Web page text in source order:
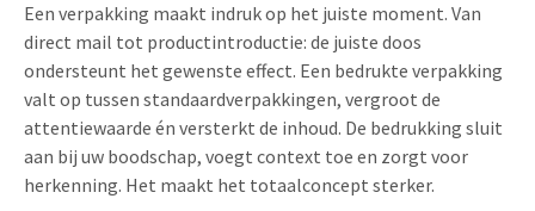
Een verpakking maakt indruk op het juiste moment. Van
direct mail tot productintroductie: de juiste doos
ondersteunt het gewenste effect. Een bedrukte verpakking
valt op tussen standaardverpakkingen, vergroot de
attentiewaarde én versterkt de inhoud. De bedrukking sluit
aan bij uw boodschap, voegt context toe en zorgt voor
herkenning. Het maakt het totaalconcept sterker.